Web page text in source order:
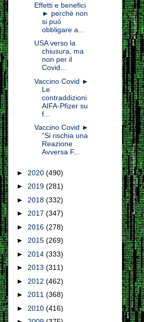
Effetti e benefici
► perché non
si può
obbligare a...
USA verso la
chiusura, ma
non per il
Covid...
Vaccino Covid ►
Le
contraddizioni
AIFA-Pfizer su
f...
Vaccino Covid ►
“Si rischia una
Reazione
Avversa F...
► 2020 (490)
► 2019 (281)
► 2018 (332)
► 2017 (347)
► 2016 (278)
► 2015 (269)
► 2014 (333)
► 2013 (311)
► 2012 (462)
► 2011 (368)
► 2010 (416)